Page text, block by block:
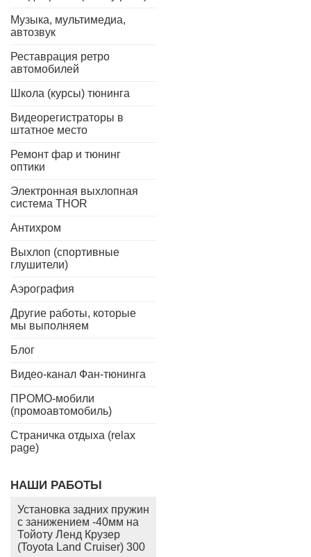
Музыка, мультимедиа,
автозвук
Реставрация ретро
автомобилей
Школа (курсы) тюнинга
Видеорегистраторы в
штатное место
Ремонт фар и тюнинг
оптики
Электронная выхлопная
система THOR
Антихром
Выхлоп (спортивные
глушители)
Аэрография
Другие работы, которые
мы выполняем
Блог
Видео-канал Фан-тюнинга
ПРОМО-мобили
(промоавтомобиль)
Страничка отдыха (relax
page)
НАШИ РАБОТЫ
Установка задних пружин
с занижением -40мм на
Тойоту Ленд Крузер
(Toyota Land Cruiser) 300